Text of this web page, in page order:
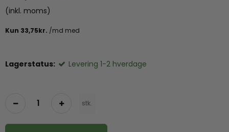
(inkl. moms)
Lagerstatus: Levering 1-2 hverdage
stk.